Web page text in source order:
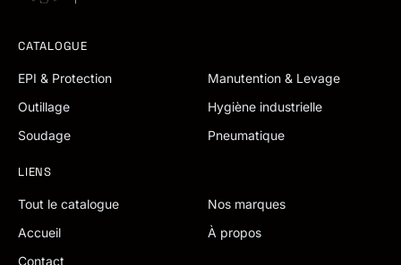
CATALOGUE
EPI & Protection
Manutention & Levage
Outillage
Hygiène industrielle
Soudage
Pneumatique
LIENS
Tout le catalogue
Nos marques
Accueil
À propos
Contact